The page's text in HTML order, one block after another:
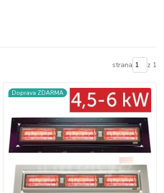
strana z 1
Doprava ZDARMA